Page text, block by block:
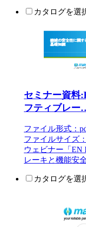
カタログを選
セミナー資料
フティブレー
ファイル形式：
ファイルサイズ
ウェビナー「EN
レーキと機能安
カタログを選